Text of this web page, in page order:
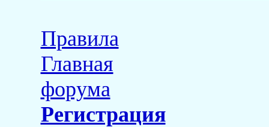
Правила
Главная
форума
Регистрация